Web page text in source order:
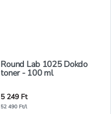
Round Lab 1025 Dokdo
toner - 100 ml
5 249 Ft
52 490 Ft/l